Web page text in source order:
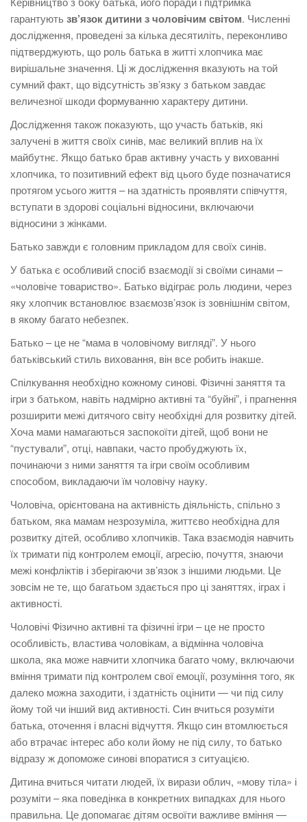
гарантуютьзв’язок дитини з чоловічим світом. Численні
дослідження, проведені за кілька десятиліть, переконливо
підтверджують, що роль батька в житті хлопчика має
вирішальне значення. Ці ж дослідження вказують на той
сумний факт, що відсутність зв’язку з батьком завдає
величезної шкоди формуванню характеру дитини.
Дослідження також показують, що участь батьків, які
залучені в життя своїх синів, має великий вплив на їх
майбутнє. Якщо батько брав активну участь у вихованні
хлопчика, то позитивний ефект від цього буде позначатися
протягом усього життя – на здатність проявляти співчуття,
вступати в здорові соціальні відносини, включаючи
відносини з жінками.
Батько завжди є головним прикладом для своїх синів.
У батька є особливий спосіб взаємодії зі своїми синами –
«чоловіче товариство». Батько відіграє роль людини, через
яку хлопчик встановлює взаємозв’язок із зовнішнім світом,
в якому багато небезпек.
Батько – це не “мама в чоловічому вигляді”. У нього
батьківський стиль виховання, він все робить інакше.
Спілкування необхідно кожному синові. Фізичні заняття та
ігри з батьком, навіть надмірно активні та “буйні”, і прагнення
розширити межі дитячого світу необхідні для розвитку дітей.
Хоча мами намагаються заспокоїти дітей, щоб вони не
“пустували”, отці, навпаки, часто пробуджують їх,
починаючи з ними заняття та ігри своїм особливим
способом, викладаючи їм чоловічу науку.
Чоловіча, орієнтована на активність діяльність, спільно з
батьком, яка мамам незрозуміла, життєво необхідна для
розвитку дітей, особливо хлопчиків. Така взаємодія навчить
їх тримати під контролем емоції, агресію, почуття, знаючи
межі конфліктів і зберігаючи зв’язок з іншими людьми. Це
зовсім не те, що багатьом здається про ці заняттях, іграх і
активності.
Чоловічі Фізично активні та фізичні ігри – це не просто
особливість, властива чоловікам, а відмінна чоловіча
школа, яка може навчити хлопчика багато чому, включаючи
вміння тримати під контролем свої емоції, розуміння того, як
далеко можна заходити, і здатність оцінити — чи під силу
йому той чи інший вид активності. Син вчиться розуміти
батька, оточення і власні відчуття. Якщо син втомлюється
або втрачає інтерес або коли йому не під силу, то батько
відразу ж допоможе синові впоратися з ситуацією.
Дитина вчиться читати людей, їх вирази облич, «мову тіла» і
розуміти – яка поведінка в конкретних випадках для нього
правильна. Це допомагає дітям освоїти важливе вміння —